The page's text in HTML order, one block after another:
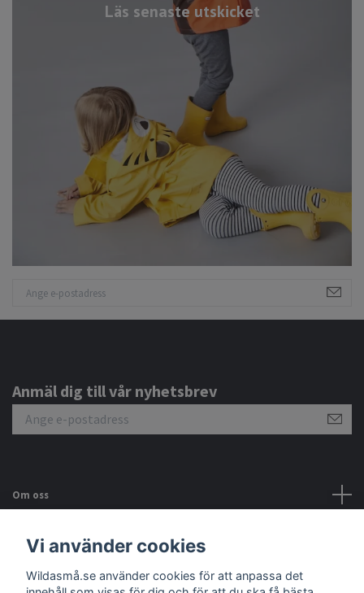
Läs senaste utskicket
Anmäl dig till vår nyhetsbrev
Om oss
Kundtjänst
Sociala medier
Vi använder cookies
Wildasmå.se använder cookies för att anpassa det